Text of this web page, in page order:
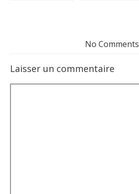
No Comments
Laisser un commentaire